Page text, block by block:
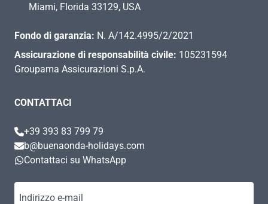
Miami, Florida 33129, USA
Fondo di garanzia: N. A/142.4995/2/2021
Assicurazione di responsabilità civile: 105231594
Groupama Assicurazioni S.p.A.
CONTATTACI
+39 393 83 799 79
b@buenaonda-holidays.com
Contattaci su WhatsApp
Indirizzo e-mail